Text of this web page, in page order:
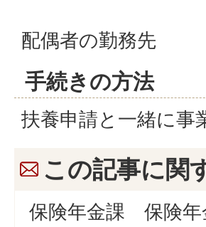
配偶者の勤務先
手続きの方法
扶養申請と一緒に事
この記事に関
保険年金課 保険年